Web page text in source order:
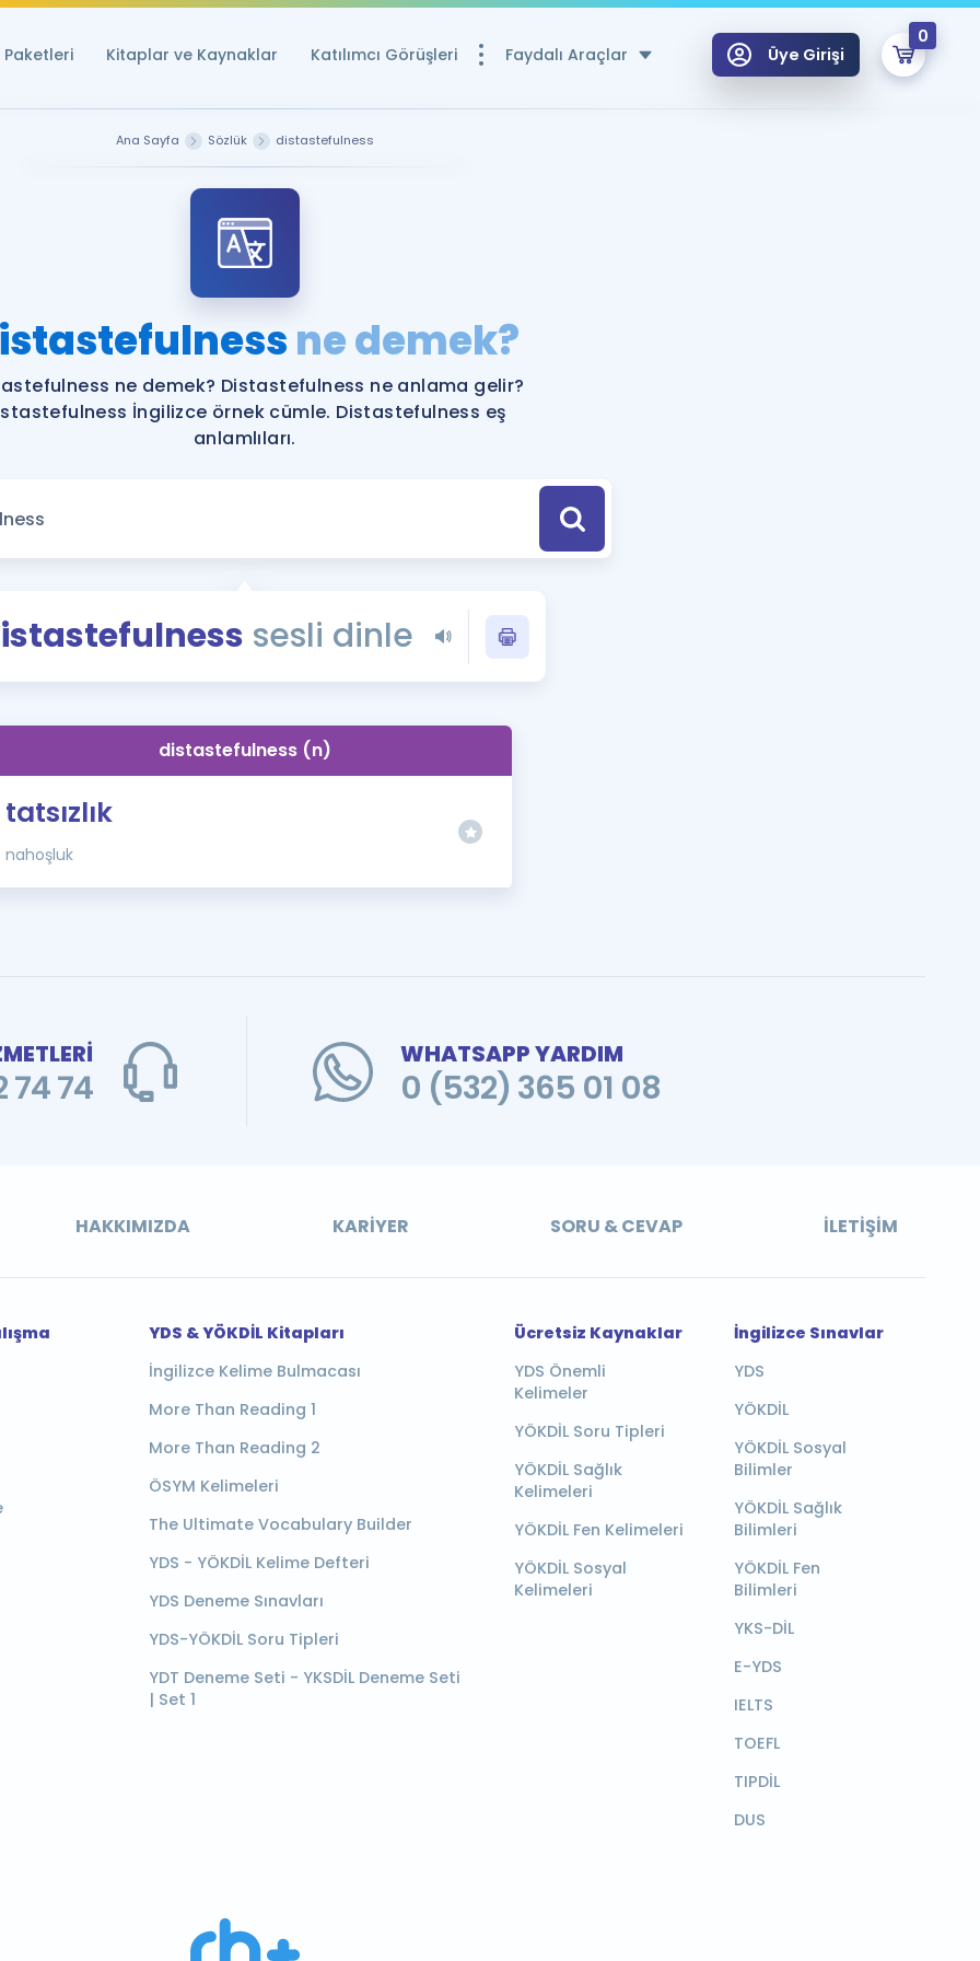
Paketleri Kitaplar ve Kaynaklar Katılımcı Görüşleri Faydalı Araçlar
Ücretsiz Kaynaklar
YDS ve YÖKDİL için Ücretsiz Kaynaklar
YDS ve YÖKDİL Puan Hesaplama Aracı
YDS ve YÖKDİL'e Hazırlananlar için Öneriler
Eğitim ve Kitaplara Özel Fırsatlar
YDS - YÖKDİL Tüm Sınavlarla İlgili Haberler
İngilizce Gramer
İngilizce Gramer ve Konu Anlatımı
Üye Girişi
0
Remzi Hoca ile seni sınava hazırlayacak onlarca eğitim seni bekliyor!
Ana Sayfa Sözlük distastefulness
ne demek?
ne demek? Distastefulness ne anlama gelir?
İngilizce örnek cümle. Distastefulness eş
anlamlıları.
sesli dinle
distastefulness (n)
tatsızlık
nahoşluk
74
WHATSAPP YARDIM
0 (532) 365 01 08
HAKKIMIZDA KARIYER SORU & CEVAP İLETIŞIM
YDS & YÖKDİL Kitapları
İngilizce Kelime Bulmacası
More Than Reading 1
More Than Reading 2
ÖSYM Kelimeleri
The Ultimate Vocabulary Builder
YDS - YÖKDİL Kelime Defteri
YDS Deneme Sınavları
YDS-YÖKDİL Soru Tipleri
YDT Deneme Seti - YKSDİL Deneme Seti
| Set 1
Ücretsiz Kaynaklar
YDS Önemli
Kelimeler
YÖKDİL Soru Tipleri
YÖKDİL Sağlık
Kelimeleri
YÖKDİL Fen Kelimeleri
YÖKDİL Sosyal
Kelimeleri
İngilizce Sınavlar
YDS
YÖKDİL
YÖKDİL Sosyal
Bilimler
YÖKDİL Sağlık
Bilimleri
YÖKDİL Fen
Bilimleri
YKS-DİL
E-YDS
IELTS
TOEFL
TIPDİL
DUS